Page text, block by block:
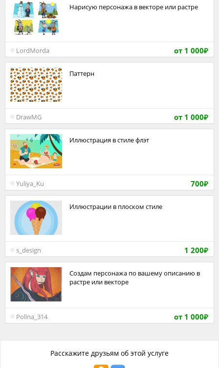
Расскажите друзьям об этой услуге
Нарисую персонажа в векторе или растре
от 1 000₽
LordMorda
Паттерн
от 1 000₽
DrawMG
Иллюстрация в стиле флэт
700₽
Yuliya_Ku
Иллюстрации в плоском стиле
1 200₽
s_design
Создам персонажа по вашему описанию в
растре или векторе
от 1 000₽
Polina_314